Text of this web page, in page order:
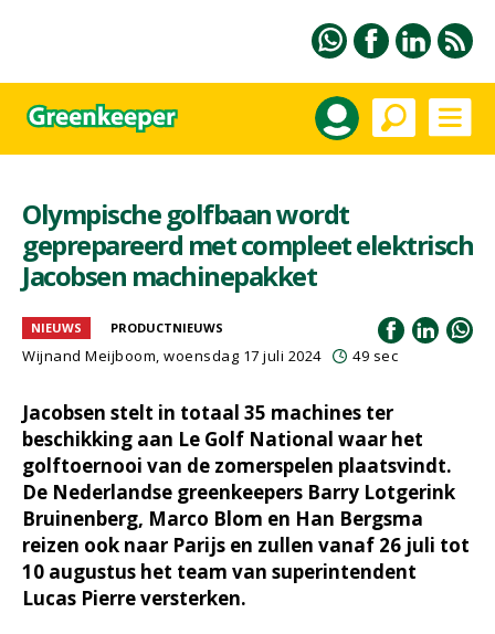
Olympische golfbaan wordt
geprepareerd met compleet elektrisch
Jacobsen machinepakket
NIEUWS PRODUCTNIEUWS
Wijnand Meijboom, woensdag 17 juli 2024 49 sec
Jacobsen stelt in totaal 35 machines ter
beschikking aan Le Golf National waar het
golftoernooi van de zomerspelen plaatsvindt.
De Nederlandse greenkeepers Barry Lotgerink
Bruinenberg, Marco Blom en Han Bergsma
reizen ook naar Parijs en zullen vanaf 26 juli tot
10 augustus het team van superintendent
Lucas Pierre versterken.